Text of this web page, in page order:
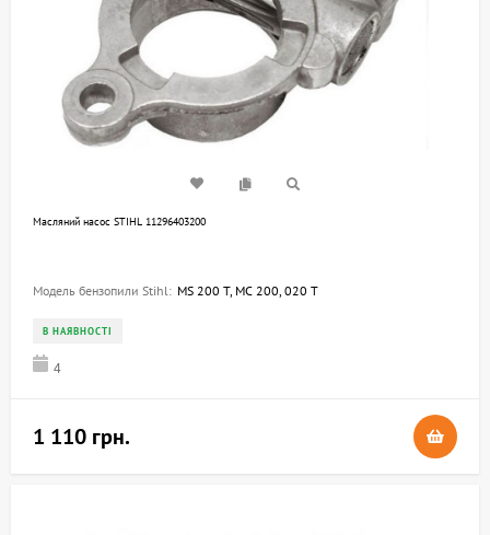
Mасляний насос STIHL 11296403200
Модель бензопили Stihl: MS 200 T, MC 200, 020 T
В НАЯВНОСТІ
4
1 110 грн.